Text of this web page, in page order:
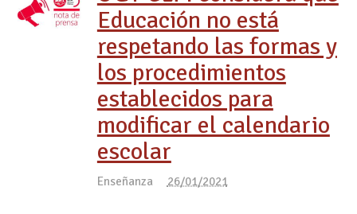
Educación no está
respetando las formas y
los procedimientos
establecidos para
modificar el calendario
escolar
Enseñanza 26/01/2021